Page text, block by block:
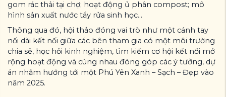
gom rác thải tại chợ; hoạt động ủ phân compost; mô
hình sản xuất nước tẩy rửa sinh học…
Thông qua đó, hội thảo đóng vai trò như một cánh tay
nối dài kết nối giữa các bên tham gia có một môi trường
chia sẻ, học hỏi kinh nghiệm, tìm kiếm cơ hội kết nối mở
rộng hoạt động và cùng nhau đóng góp các ý tưởng, dự
án nhằm hướng tới một Phú Yên Xanh – Sạch – Đẹp vào
năm 2025.